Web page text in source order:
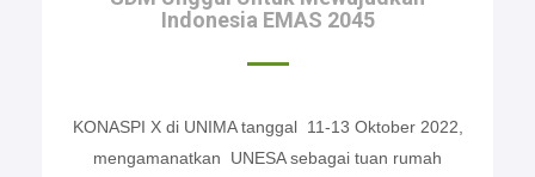
Indonesia EMAS 2045
KONASPI X di UNIMA tanggal 11-13 Oktober 2022,
mengamanatkan UNESA sebagai tuan rumah